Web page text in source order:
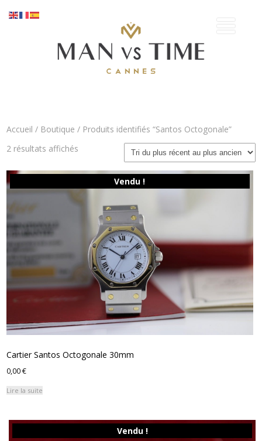
Accueil / Boutique / Produits identifiés “Santos Octogonale”
2 résultats affichés
plus
au
plus
ancien
Vendu !
Cartier Santos Octogonale 30mm
0,00€
Lire la suite
Vendu !